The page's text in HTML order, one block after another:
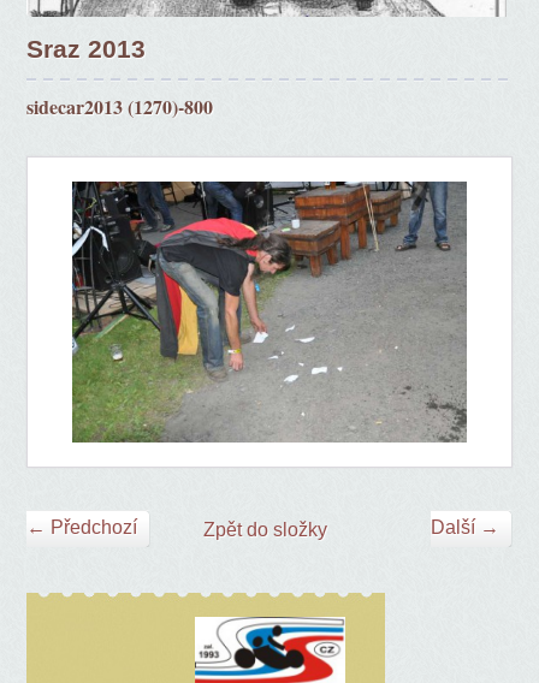
Sraz 2013
sidecar2013 (1270)-800
← Předchozí Další →
Zpět do složky